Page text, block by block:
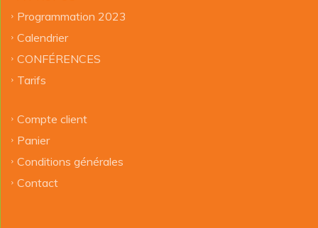
Programmation 2023
Calendrier
CONFÉRENCES
Tarifs
Compte client
Panier
Conditions générales
Contact